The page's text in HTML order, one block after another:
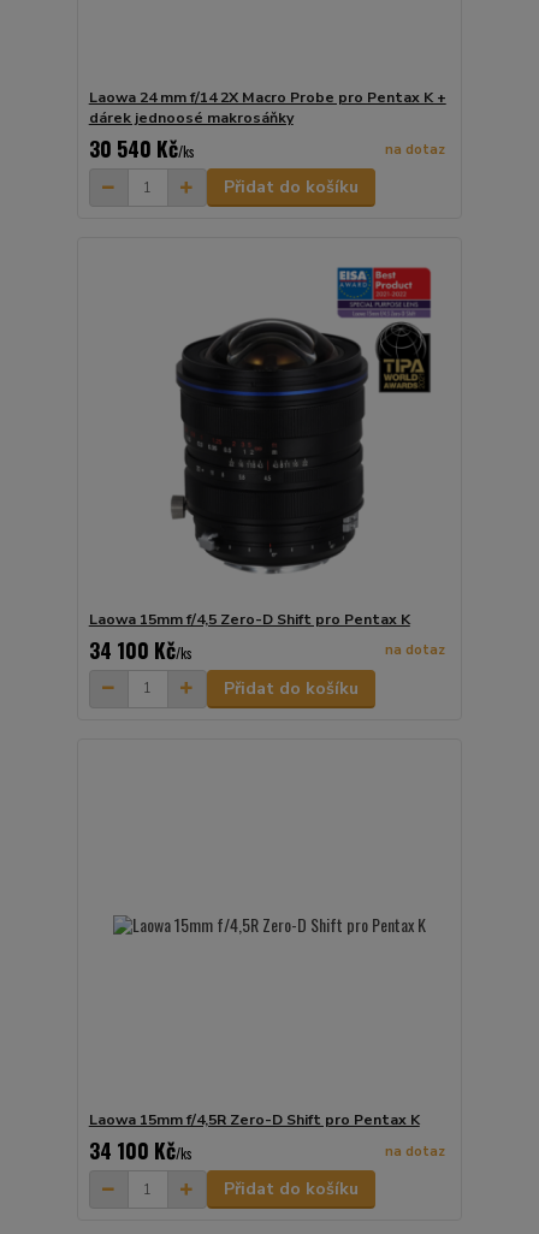
Laowa 24 mm f/14 2X Macro Probe pro Pentax K +
dárek jednoosé makrosáňky
30 540 Kč/ks na dotaz
Přidat do košíku
Laowa 15mm f/4,5 Zero-D Shift pro Pentax K
34 100 Kč/ks na dotaz
Přidat do košíku
Laowa 15mm f/4,5R Zero-D Shift pro Pentax K
34 100 Kč/ks na dotaz
Přidat do košíku